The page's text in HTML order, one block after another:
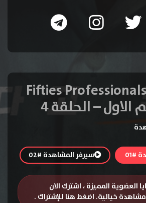
مسلسل Fifties Professionals
– الحلقة 4
#01 سيرفر المشاهدة #02
العضوية المميزة ، اشترك الان
مشاهدة خيالية. اضغط هنا للإشتراك .